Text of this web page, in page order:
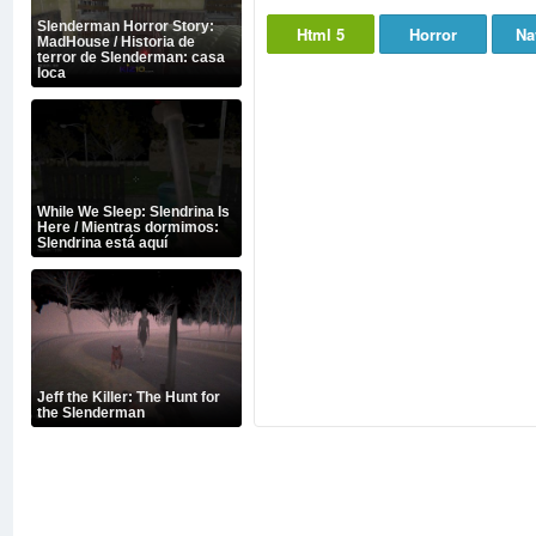
Slenderman Horror Story:
MadHouse / Historia de
terror de Slenderman: casa
loca
While We Sleep: Slendrina Is
Here / Mientras dormimos:
Slendrina está aquí
Jeff the Killer: The Hunt for
the Slenderman
Html 5 Horror